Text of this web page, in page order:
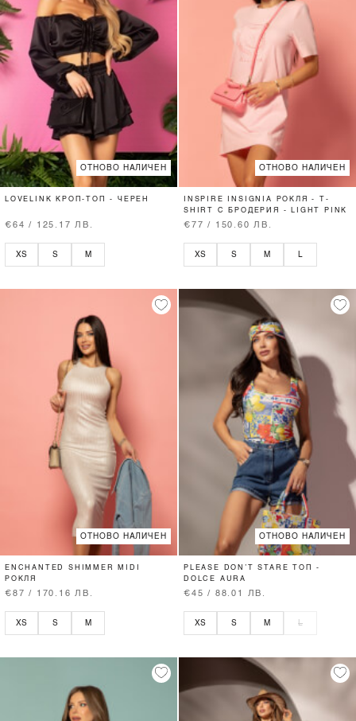
ОТНОВО НАЛИЧЕН
LOVELINK КРОП-ТОП - ЧЕРЕН
€64 / 125.17 ЛВ.
XS S M
ОТНОВО НАЛИЧЕН
INSPIRE INSIGNIA РОКЛЯ - T-
SHIRT С БРОДЕРИЯ - LIGHT PINK
€77 / 150.60 ЛВ.
XS S M L
ОТНОВО НАЛИЧЕН
ENCHANTED SHIMMER MIDI
РОКЛЯ
€87 / 170.16 ЛВ.
XS S M
ОТНОВО НАЛИЧЕН
PLEASE DON’T STARE ТОП -
DOLCE AURA
€45 / 88.01 ЛВ.
XS S M L